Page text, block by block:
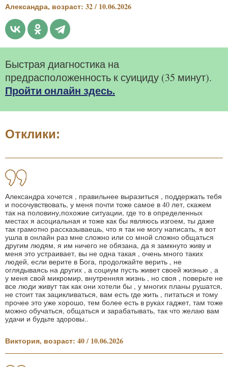
Александра, возраст: 32 / 10.06.2026
Быстрая диагностика на
предрасположенность к суициду (35 минут).
Пройти онлайн здесь.
Отклики:
Александра хочется , правильнее выразиться , поддержать тебя
и посочувствовать, у меня почти тоже самое в 40 лет, скажем
так на половину,похожие ситуации, где то в определенных
местах я асоциальная и тоже как бы являюсь изгоем, ты даже
так грамотно рассказываешь, что я так не могу написать, я вот
ушла в онлайн раз мне сложно или со мной сложно общаться
другим людям, я им ничего не обязана, да я замкнуто живу и
меня это устраивает, вы не одна такая , очень много таких
людей, если верите в Бога, продолжайте верить , не
оглядываясь на других , а социум пусть живет своей жизнью , а
у меня свой микромир, внутренняя жизнь , но своя , поверьте не
все люди живут так как они хотели бы , у многих планы рушатся,
не стоит так зацикливаться, вам есть где жить , питаться и тому
прочее это уже хорошо, тем более есть в руках гаджет, там тоже
можно обучаться, общаться и зарабатывать, так что желаю вам
удачи и будьте здоровы..
Виктория, возраст: 40 / 10.06.2026